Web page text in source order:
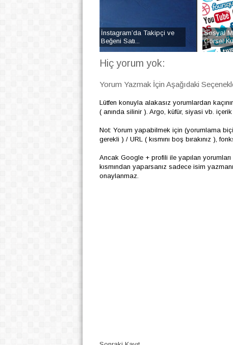
İnstagram’da Takipçi ve
Beğeni Satı...
Sosyal
Görsel
Hiç yorum yok:
Yorum Yazmak İçin Aşağıdaki
Lütfen konuyla alakasız yorumlardan
( anında silinir ). Argo, küfür, siyasi vb. içerik
Not: Yorum yapabilmek için (yorumlama
gerekli ) / URL ( kısmını boş bırakınız ),
Ancak Google + profili ile yapılan
kısmından yaparsanız sadece isim
onaylanmaz.